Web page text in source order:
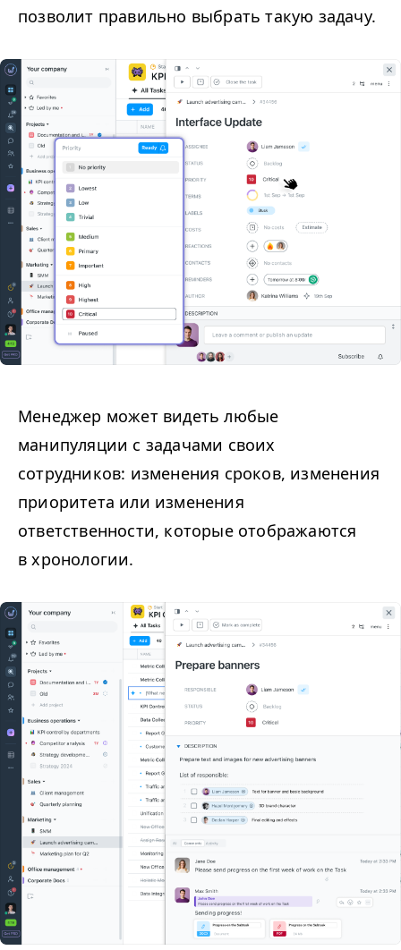
позволит правильно выбрать такую задачу.
Менеджер может видеть любые
манипуляции с задачами своих
сотрудников: изменения сроков, изменения
приоритета или изменения
ответственности, которые отображаются
в хронологии.